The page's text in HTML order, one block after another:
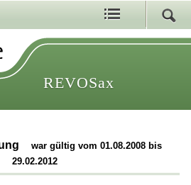
REVOSax
war gültig vom 01.08.2008 bis
29.02.2012